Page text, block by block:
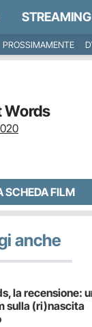
STREAMING
PROSSIMAMENTE
Words
SCHEDA FILM
anche
la recensione:
sulla (ri)nascita